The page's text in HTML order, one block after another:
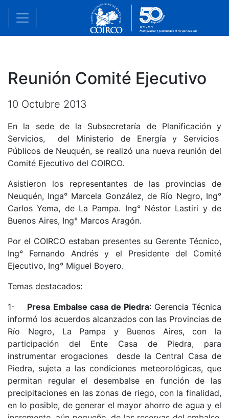
Reunión Comité Ejecutivo
10 Octubre 2013
En la sede de la Subsecretaría de Planificación y
Servicios, del Ministerio de Energía y Servicios
Públicos de Neuquén, se realizó una nueva reunión del
Comité Ejecutivo del COIRCO.
Asistieron los representantes de las provincias de
Neuquén, Inga° Marcela González, de Río Negro, Ing°
Carlos Yema, de La Pampa. Ing° Néstor Lastiri y de
Buenos Aires, Ing° Marcos Aragón.
Por el COIRCO estaban presentes su Gerente Técnico,
Ing° Fernando Andrés y el Presidente del Comité
Ejecutivo, Ing° Miguel Boyero.
Temas destacados:
1- Presa Embalse casa de Piedra: Gerencia Técnica
informó los acuerdos alcanzados con las Provincias de
Río Negro, La Pampa y Buenos Aires, con la
participación del Ente Casa de Piedra, para
instrumentar erogaciones desde la Central Casa de
Piedra, sujeta a las condiciones meteorológicas, que
permitan regular el desembalse en función de las
precipitaciones en las zonas de riego, con la finalidad,
en lo posible, de generar el mayor ahorro de agua y el